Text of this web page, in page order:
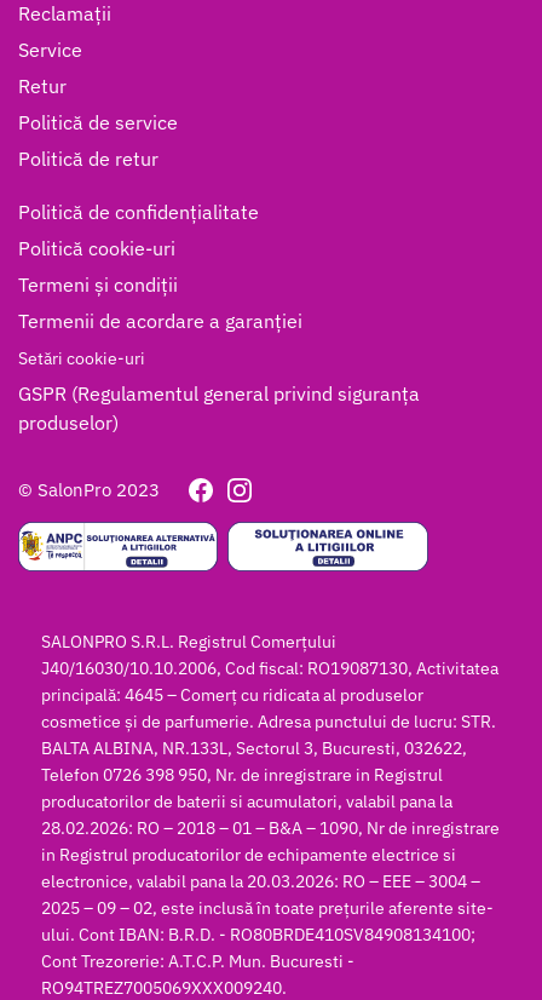
Reclamații
Service
Retur
Politică de service
Politică de retur
Politică de confidențialitate
Politică cookie-uri
Termeni și condiții
Termenii de acordare a garanției
Setări cookie-uri
GSPR (Regulamentul general privind siguranța
produselor)
© SalonPro 2023
SALONPRO S.R.L. Registrul Comerțului
J40/16030/10.10.2006, Cod fiscal: RO19087130, Activitatea
principală: 4645 – Comerț cu ridicata al produselor
cosmetice și de parfumerie. Adresa punctului de lucru: STR.
BALTA ALBINA, NR.133L, Sectorul 3, Bucuresti, 032622,
Telefon 0726 398 950, Nr. de inregistrare in Registrul
producatorilor de baterii si acumulatori, valabil pana la
28.02.2026: RO – 2018 – 01 – B&A – 1090, Nr de inregistrare
in Registrul producatorilor de echipamente electrice si
electronice, valabil pana la 20.03.2026: RO – EEE – 3004 –
2025 – 09 – 02, este inclusă în toate prețurile aferente site-
ului. Cont IBAN: B.R.D. - RO80BRDE410SV84908134100;
Cont Trezorerie: A.T.C.P. Mun. Bucuresti -
RO94TREZ7005069XXX009240.